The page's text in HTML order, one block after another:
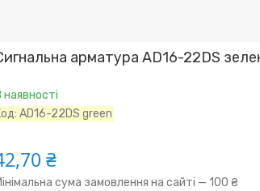
арматура AD16-22DS
наявності
AD16-22DS green
₴
сума замовлення на сайті — 100 ₴